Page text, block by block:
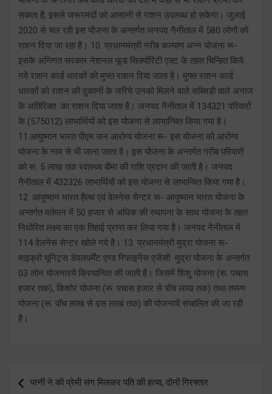
सकता है, इससे जरूरमदों को आसानी से राशन उपलब्ध हो सकेगा। जुलाई
2020 से चल रही इस योजना के अन्तर्गत जनपद नैनीताल में 580 लोगों को
राशन दिया जा रहा है। 10. प्रधानमंत्री गरीब कल्याण अन्न योजना रू-
इसके अन्त्गित सरकार नेशनल फूड सिक्योंरिटी एक्ट के तहत चिन्हित किये
गये राशन कार्ड धारकों को मुफ्त राशन दिया जाता है। मुफ्त राशन कार्ड
धारकों को राशन की दुकानों के जरिये उनको मिलने वाले सब्सिडी वाले अनाज
के अतिरिक्त का राशन दिया जाता है। जनपद नैनीताल में 134321 परिवारों
के (575012) लाभार्थियों को इस योजना से लाभान्चित किया गया है।
11.आयुष्मान भारत पीएम जन आरोग्य योजना रू- इस योजना को आरोग्य
योजना के नाम से भी जाना जाता है। इस योजना के अन्तर्गत गरीब परिवारों
को रू. 5 लाख तक रवास्थ्य बीमा की राशि प्रदान की जाती है। जनपद
नैनीताल में 432326 लाभार्थियों को इस योजना से लाभान्वित किया गया है।
12. आयुष्मान भारत हैल्थ एवं वेलनेस सेन्टर रू- आयुष्मान भारत योजना के
अन्तर्गत वर्तमान में 50 हजार से अधिक की स्थापना के साथ योजना के तहत
निधोरित लक्ष्य का एक तिहाई प्राप्त कर लिया गया है। जनपद नैनीताल में
114 वेलनेस सेन्टर खोले गये है। 13. प्रधानमंत्री मुद्रा योजना रू-
माइक्रो यूनिट्स डेवलपर्मेंट एण्ड रिफाइनेंस एजेंसी मुद्रा योजना के अन्तर्गत
03 लोन योजनारयें क्रियान्वित की जाती है। जिसमें शिशु योजना (रू. पचास
हजार तक), किशोर योजना (रू. पचास हजार से पॉच लाख तक) तथा तरूण
योजना (रू. पॉच लाख से दस लाख तक) की योजनायें संचालित की जा रही
है।
पत्नी ने की प्रेमी संग मिलकर पति की हत्या, दोनों गिरफ्तार